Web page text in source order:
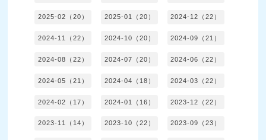
2025-02（20） 2025-01（20） 2024-12（22）
2024-11（22） 2024-10（20） 2024-09（21）
2024-08（22） 2024-07（20） 2024-06（22）
2024-05（21） 2024-04（18） 2024-03（22）
2024-02（17） 2024-01（16） 2023-12（22）
2023-11（14） 2023-10（22） 2023-09（23）